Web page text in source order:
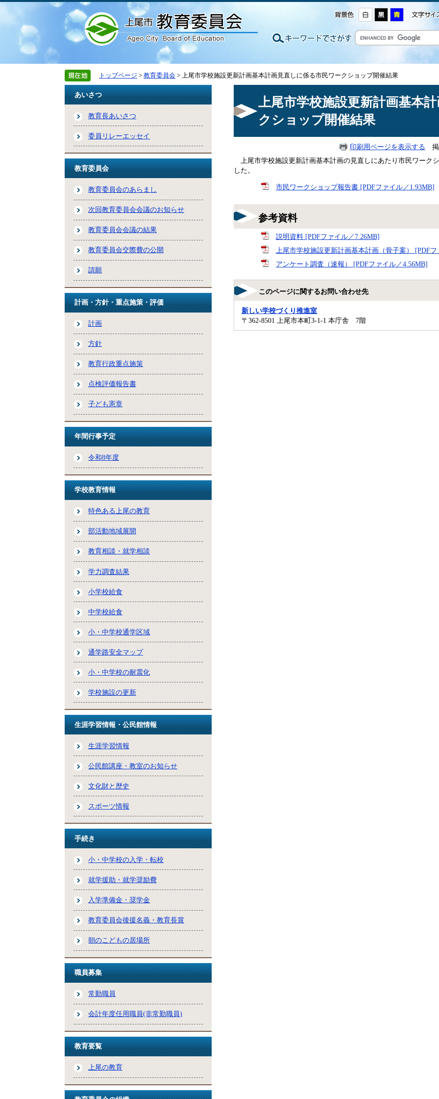
トップページ > 教育委員会 > 上尾市学校施設更新計画基本計画見直しに係る市民ワークショップ開催結果
あいさつ
教育長あいさつ
委員リレーエッセイ
教育委員会
教育委員会のあらまし
次回教育委員会会議のお知らせ
教育委員会会議の結果
教育委員会交際費の公開
請願
計画・方針・重点施策・評価
計画
方針
教育行政重点施策
点検評価報告書
子ども憲章
年間行事予定
令和8年度
学校教育情報
特色ある上尾の教育
部活動地域展開
教育相談・就学相談
学力調査結果
小学校給食
中学校給食
小・中学校通学区域
通学路安全マップ
小・中学校の耐震化
学校施設の更新
生涯学習情報・公民館情報
生涯学習情報
公民館講座・教室のお知らせ
文化財と歴史
スポーツ情報
手続き
小・中学校の入学・転校
就学援助・就学奨励費
入学準備金・奨学金
教育委員会後援名義・教育長賞
朝のこどもの居場所
職員募集
常勤職員
会計年度任用職員(非常勤職員)
教育要覧
上尾の教育
上尾市学校施設更新計画基本
クショップ開催結果
印刷用ページを表示する 掲
上尾市学校施設更新計画基本計画の見直しにあたり市民ワーク
した。
市民ワークショップ報告書 [PDFファイル／1.93MB]
参考資料
説明資料 [PDFファイル／7.26MB]
上尾市学校施設更新計画基本計画（骨子案） [PDF
アンケート調査（速報） [PDFファイル／4.56MB]
このページに関するお問い合わせ先
新しい学校づくり推進室
〒362-8501
上尾市本町3-1-1 本庁舎 7階